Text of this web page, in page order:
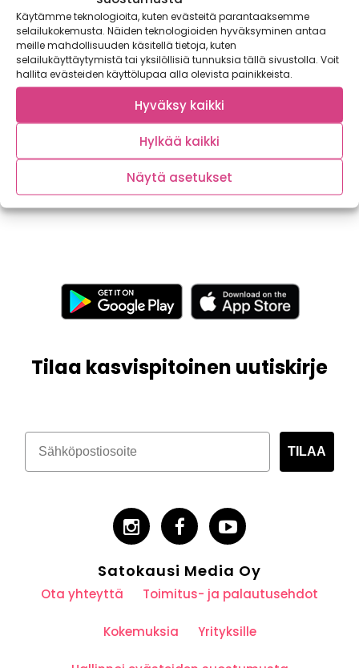
Käytämme teknologioita, kuten evästeitä parantaaksemme
selailukokemusta. Näiden teknologioiden hyväksyminen antaa
meille mahdollisuuden käsitellä tietoja, kuten
selailukäyttäytymistä tai yksilöllisiä tunnuksia tällä sivustolla. Voit
hallita evästeiden käyttölupaa alla olevista painikkeista.
Hyväksy kaikki
Hylkää kaikki
Näytä asetukset
Kuinka paljon heität vuodessa ruokaa roskiin
– testaa Pauligin suosittu ja näppärä
ruokahävikkilaskuri
Kaupallinen yhteistyö: Paulig Tiesitkö, että
keskivertosuomalainen heittää jopa 25 kiloa vuodessa
Tilaa kasvispitoinen uutiskirje
TILAA
Satokausi Media Oy
Ota yhteyttä Toimitus- ja palautusehdot
Kokemuksia Yrityksille